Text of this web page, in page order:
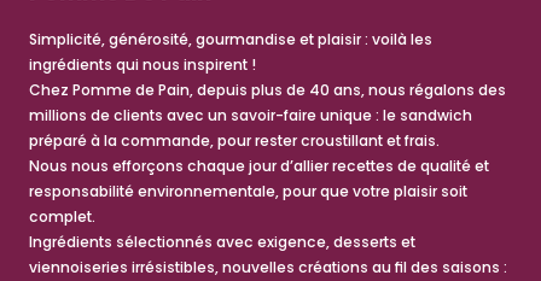
Simplicité, générosité, gourmandise et plaisir : voilà les
ingrédients qui nous inspirent !
Chez Pomme de Pain, depuis plus de 40 ans, nous régalons des
millions de clients avec un savoir-faire unique : le sandwich
préparé à la commande, pour rester croustillant et frais.
Nous nous efforçons chaque jour d’allier recettes de qualité et
responsabilité environnementale, pour que votre plaisir soit
complet.
Ingrédients sélectionnés avec exigence, desserts et
viennoiseries irrésistibles, nouvelles créations au fil des saisons :